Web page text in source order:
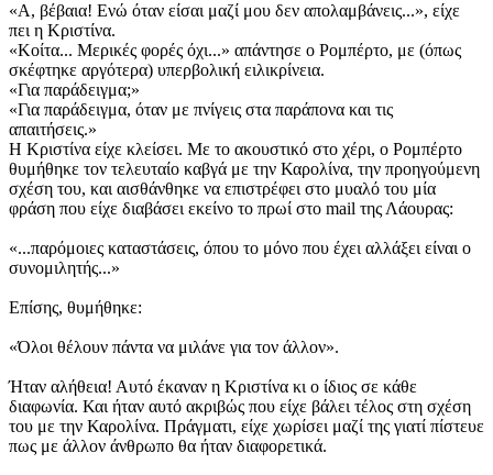
«Α, βέβαια! Ενώ όταν είσαι μαζί μου δεν απολαμβάνεις...», είχε
πει η Κριστίνα.
«Κοίτα... Μερικές φορές όχι...» απάντησε ο Ρομπέρτο, με (όπως
σκέφτηκε αργότερα) υπερβολική ειλικρίνεια.
«Για παράδειγμα;»
«Για παράδειγμα, όταν με πνίγεις στα παράπονα και τις
απαιτήσεις.»
Η Κριστίνα είχε κλείσει. Με το ακουστικό στο χέρι, ο Ρομπέρτο
θυμήθηκε τον τελευταίο καβγά με την Καρολίνα, την προηγούμενη
σχέση του, και αισθάνθηκε να επιστρέφει στο μυαλό του μία
φράση που είχε διαβάσει εκείνο το πρωί στο mail της Λάουρας:
«...παρόμοιες καταστάσεις, όπου το μόνο που έχει αλλάξει είναι ο
συνομιλητής...»
Επίσης, θυμήθηκε:
«Όλοι θέλουν πάντα να μιλάνε για τον άλλον».
Ήταν αλήθεια! Αυτό έκαναν η Κριστίνα κι ο ίδιος σε κάθε
διαφωνία. Και ήταν αυτό ακριβώς που είχε βάλει τέλος στη σχέση
του με την Καρολίνα. Πράγματι, είχε χωρίσει μαζί της γιατί πίστευε
πως με άλλον άνθρωπο θα ήταν διαφορετικά.